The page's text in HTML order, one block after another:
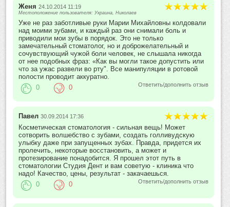
Женя 24.10.2014 11:19
Местоположение пользователя: Украина, Николаев
Уже не раз заботливые руки Марии Михайловны колдовали
над моими зубами, и каждый раз они снимали боль и
приводили мои зубы в порядок. Это не только
замечательный стоматолог, но и доброжелательный и
сочувствующий чужой боли человек, не слышала никогда
от нее подобных фраз: «Как вы могли такое допустить или
что за ужас развели во рту". Все манипуляции в ротовой
полости проводит аккуратно.
Ответить/дополнить отзыв
0 0
Павел 30.09.2014 17:36
Косметическая стоматология - сильная вещь! Может
сотворить волшебство с зубами, создать голливудскую
улыбку даже при запущенных зубах. Правда, придется их
пролечить, некоторые восстановить, а может и
протезирование понадобится. Я прошел этот путь в
стоматологии Студия Дент и вам советую - клиника что
надо! Качество, цены, результат - закачаешься.
Ответить/дополнить отзыв
0 0